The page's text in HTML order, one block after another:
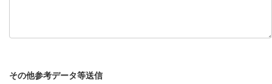
その他参考データ等送信